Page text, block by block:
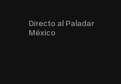
Directo al Paladar
México